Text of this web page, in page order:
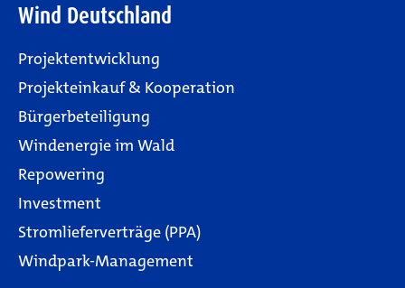
Wind Deutschland
Projektentwicklung
Projekteinkauf & Kooperation
Bürgerbeteiligung
Windenergie im Wald
Repowering
Investment
Stromlieferverträge (PPA)
Windpark-Management